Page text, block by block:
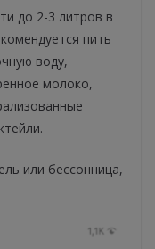
до 2-3 литров в
пить
воду,
молоко,
или бессонница,